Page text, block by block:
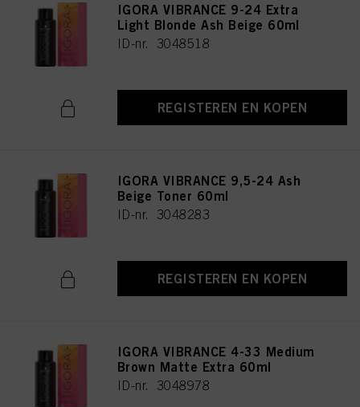
IGORA VIBRANCE 9-24 Extra
Light Blonde Ash Beige 60ml
ID-nr. 3048518
REGISTEREN EN KOPEN
IGORA VIBRANCE 9,5-24 Ash
Beige Toner 60ml
ID-nr. 3048283
REGISTEREN EN KOPEN
IGORA VIBRANCE 4-33 Medium
Brown Matte Extra 60ml
ID-nr. 3048978